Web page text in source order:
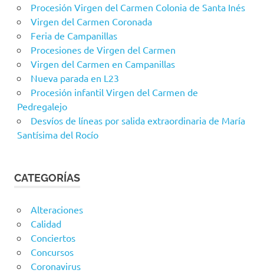
Procesión Virgen del Carmen Colonia de Santa Inés
Virgen del Carmen Coronada
Feria de Campanillas
Procesiones de Virgen del Carmen
Virgen del Carmen en Campanillas
Nueva parada en L23
Procesión infantil Virgen del Carmen de
Pedregalejo
Desvíos de líneas por salida extraordinaria de María
Santísima del Rocío
CATEGORÍAS
Alteraciones
Calidad
Conciertos
Concursos
Coronavirus